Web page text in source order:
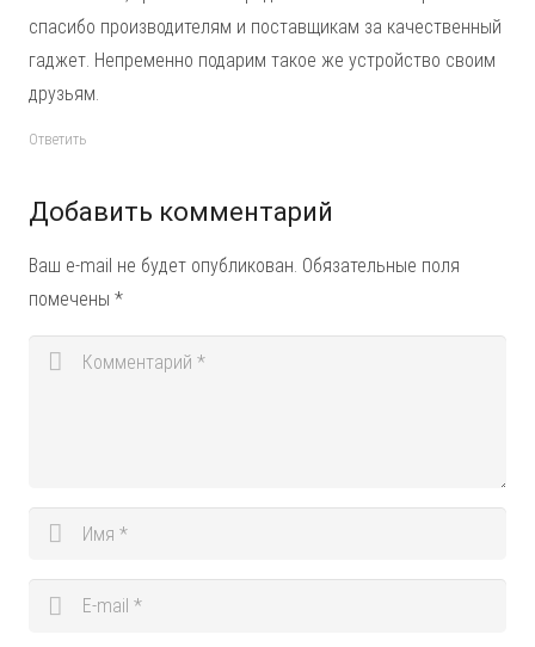
спасибо производителям и поставщикам за качественный
гаджет. Непременно подарим такое же устройство своим
друзьям.
Ответить
Добавить комментарий
Ваш e-mail не будет опубликован. Обязательные поля
помечены *